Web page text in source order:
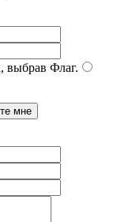
выбрав Флаг.